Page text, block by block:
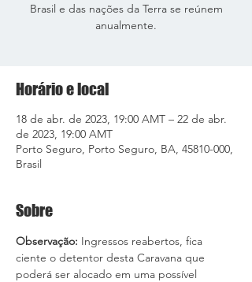
Brasil e das nações da Terra se reúnem
anualmente.
Horário e local
18 de abr. de 2023, 19:00 AMT – 22 de abr.
de 2023, 19:00 AMT
Porto Seguro, Porto Seguro, BA, 45810-000,
Brasil
Sobre
Observação: Ingressos reabertos, fica
ciente o detentor desta Caravana que
poderá ser alocado em uma possível